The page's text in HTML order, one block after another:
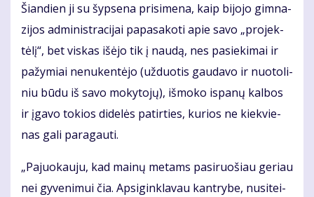
Šian­dien ji su šyp­se­na pri­si­me­na, kaip bi­jo­jo gim­na­
zi­jos ad­mi­nist­ra­ci­jai pa­pa­sa­ko­ti apie sa­vo „pro­jek­
tė­lį“, bet vis­kas iš­ėjo tik į nau­dą, nes pa­sie­ki­mai ir
pa­žy­miai ne­nu­ken­tė­jo (už­duo­tis gau­da­vo ir nuo­to­li­
niu bū­du iš sa­vo mo­ky­to­jų), iš­mo­ko is­pa­nų kal­bos
ir įga­vo to­kios di­de­lės pa­tir­ties, ku­rios ne kiek­vie­
nas ga­li pa­ra­gau­ti.
„Pa­juo­kau­ju, kad mai­nų me­tams pa­si­ruo­šiau ge­riau
nei gy­ve­ni­mui čia. Ap­si­gin­kla­vau kan­try­be, nu­si­tei­